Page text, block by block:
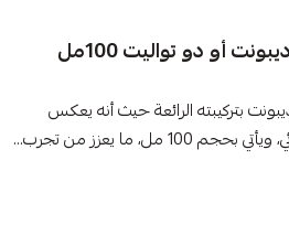
عطر اس تي ديبونت سو ديبونت أو دو تواليت 100مل
بتركيبته الرائعة حيث أنه يعكس
ما يعزز من تجرب...